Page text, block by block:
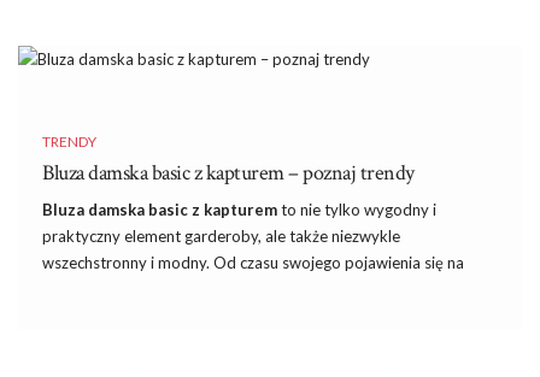
najmodniejsze?
fason. Istotne jest bowiem, jaki kolor mają nasze torebki na lato.
Otóż modowy rynek zawojowały w tym roku pastele. To właśnie
one najlepiej pasują do białych i beżowych ubrań, które chętnie
nosimy latem. Torebka na lato musi pasować do pozostałej
części stroju, dlatego najlepiej jest wybierać torebki właśnie w …
TRENDY
Bluza damska basic z kapturem – poznaj trendy
Bluza damska basic z kapturemto nie tylko wygodny i
praktyczny element garderoby, ale także niezwykle
wszechstronny i modny. Od czasu swojego pojawienia się na